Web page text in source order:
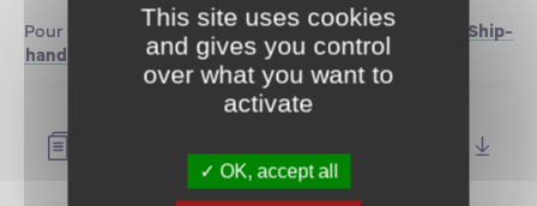
Pour tout savoir sur ce stage, rendez-vous sur
la page Ship-
handling
des stages.
This site uses cookies
and gives you control
over what you want to
activate
OK, accept all